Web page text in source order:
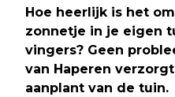
Hoe heerlijk is het
zonnetje in je eigen
vingers? Geen
van Haperen
aanplant van de tuin.